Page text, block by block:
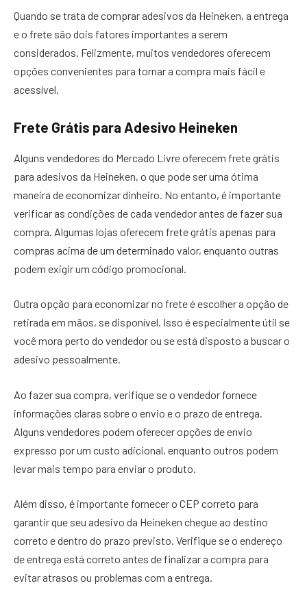
Quando se trata de comprar adesivos da Heineken, a entrega
e o frete são dois fatores importantes a serem
considerados. Felizmente, muitos vendedores oferecem
opções convenientes para tornar a compra mais fácil e
acessível.
Frete Grátis para Adesivo Heineken
Alguns vendedores do Mercado Livre oferecem frete grátis
para adesivos da Heineken, o que pode ser uma ótima
maneira de economizar dinheiro. No entanto, é importante
verificar as condições de cada vendedor antes de fazer sua
compra. Algumas lojas oferecem frete grátis apenas para
compras acima de um determinado valor, enquanto outras
podem exigir um código promocional.
Outra opção para economizar no frete é escolher a opção de
retirada em mãos, se disponível. Isso é especialmente útil se
você mora perto do vendedor ou se está disposto a buscar o
adesivo pessoalmente.
Ao fazer sua compra, verifique se o vendedor fornece
informações claras sobre o envio e o prazo de entrega.
Alguns vendedores podem oferecer opções de envio
expresso por um custo adicional, enquanto outros podem
levar mais tempo para enviar o produto.
Além disso, é importante fornecer o CEP correto para
garantir que seu adesivo da Heineken chegue ao destino
correto e dentro do prazo previsto. Verifique se o endereço
de entrega está correto antes de finalizar a compra para
evitar atrasos ou problemas com a entrega.